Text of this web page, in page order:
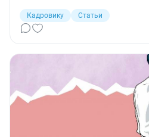
проводит расчет. Рассказываем,
заявление на увольнение с
Кадровику
Статьи